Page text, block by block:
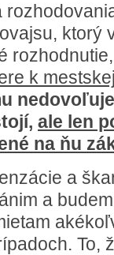
ktorý
k
ale len
na ňu
a
a
To,